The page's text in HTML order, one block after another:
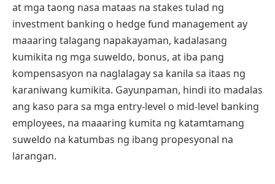
at mga taong nasa mataas na stakes tulad ng
investment banking o hedge fund management ay
maaaring talagang napakayaman, kadalasang
kumikita ng mga suweldo, bonus, at iba pang
kompensasyon na naglalagay sa kanila sa itaas ng
karaniwang kumikita. Gayunpaman, hindi ito madalas
ang kaso para sa mga entry-level o mid-level banking
employees, na maaaring kumita ng katamtamang
suweldo na katumbas ng ibang propesyonal na
larangan.